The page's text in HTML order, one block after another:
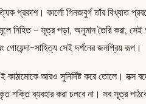
প্রকাশ। কার্লো গিনজবুর্গ তাঁর বিখ্যাত
নিহিত - সূত্র পড়া, অনুমান তৈরি করা, সেই
সাহিত্য সেই দর্শনের জনপ্রিয় রূপ।
কাঠামোকে আরও সুনির্দিষ্ট করে তোলে। নক্স
শক্তি ব্যবহার করা চলবে না। সব সূত্র